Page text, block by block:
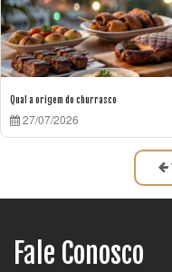
Qual a origem do churrasco
27/07/2026
Fale Conosco